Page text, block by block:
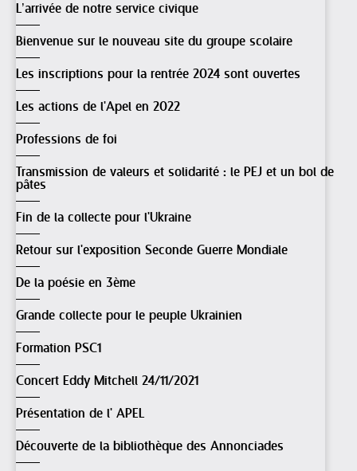
L’arrivée de notre service civique
Bienvenue sur le nouveau site du groupe scolaire
Les inscriptions pour la rentrée 2024 sont ouvertes
Les actions de l'Apel en 2022
Professions de foi
Transmission de valeurs et solidarité : le PEJ et un bol de
pâtes
Fin de la collecte pour l'Ukraine
Retour sur l'exposition Seconde Guerre Mondiale
De la poésie en 3ème
Grande collecte pour le peuple Ukrainien
Formation PSC1
Concert Eddy Mitchell 24/11/2021
Présentation de l' APEL
Découverte de la bibliothèque des Annonciades